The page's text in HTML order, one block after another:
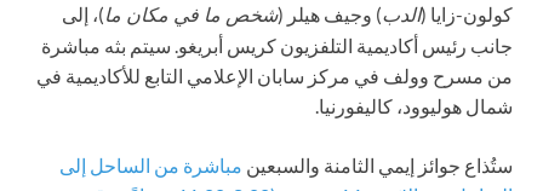
كولون-زايا (الدب) وجيف هيلر (شخص ما في مكان ما)، إلى
جانب رئيس أكاديمية التلفزيون كريس أبريغو. سيتم بثه مباشرة
من مسرح وولف في مركز سابان الإعلامي التابع للأكاديمية في
شمال هوليوود، كاليفورنيا.
ستُذاع جوائز إيمي الثامنة والسبعين مباشرة من الساحل إلى